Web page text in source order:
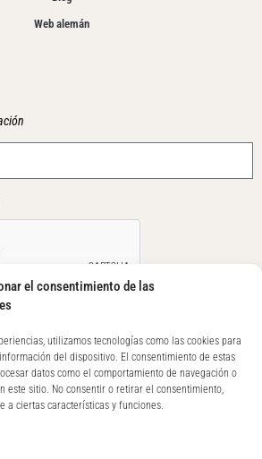
el consentimiento de las
utilizamos tecnologías como las cookies para
del dispositivo. El consentimiento de estas
datos como el comportamiento de navegación o
este sitio. No consentir o retirar el consentimiento,
a ciertas características y funciones.
Web alemán